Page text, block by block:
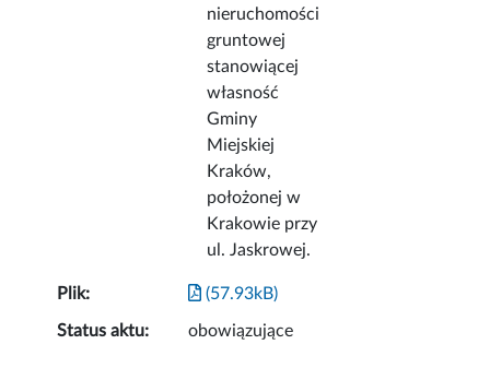
nieruchomości
gruntowej
stanowiącej
własność
Gminy
Miejskiej
Kraków,
położonej w
Krakowie przy
ul. Jaskrowej.
Plik: (57.93kB)
Status aktu: obowiązujące